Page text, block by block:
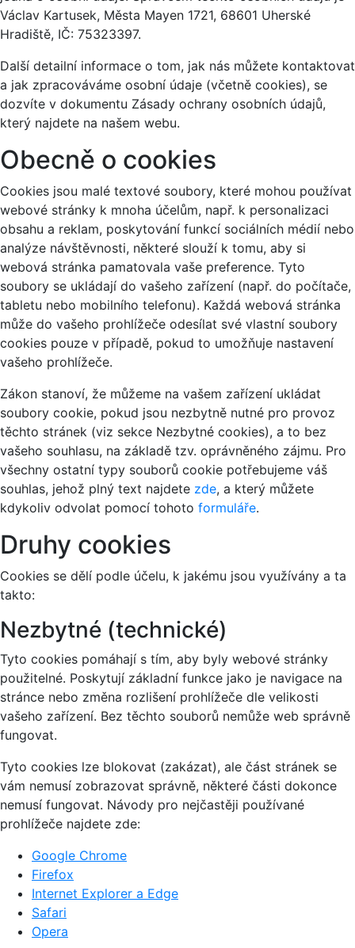
Václav Kartusek, Města Mayen 1721, 68601 Uherské
Hradiště, IČ: 75323397.
Další detailní informace o tom, jak nás můžete kontaktovat
a jak zpracováváme osobní údaje (včetně cookies), se
dozvíte v dokumentu Zásady ochrany osobních údajů,
který najdete na našem webu.
Obecně o cookies
Cookies jsou malé textové soubory, které mohou používat
webové stránky k mnoha účelům, např. k personalizaci
obsahu a reklam, poskytování funkcí sociálních médií nebo
analýze návštěvnosti, některé slouží k tomu, aby si
webová stránka pamatovala vaše preference. Tyto
soubory se ukládají do vašeho zařízení (např. do počítače,
tabletu nebo mobilního telefonu). Každá webová stránka
může do vašeho prohlížeče odesílat své vlastní soubory
cookies pouze v případě, pokud to umožňuje nastavení
vašeho prohlížeče.
Zákon stanoví, že můžeme na vašem zařízení ukládat
soubory cookie, pokud jsou nezbytně nutné pro provoz
těchto stránek (viz sekce Nezbytné cookies), a to bez
vašeho souhlasu, na základě tzv. oprávněného zájmu. Pro
všechny ostatní typy souborů cookie potřebujeme váš
souhlas, jehož plný text najdete zde, a který můžete
kdykoliv odvolat pomocí tohoto formuláře.
Druhy cookies
Cookies se dělí podle účelu, k jakému jsou využívány a ta
takto:
Nezbytné (technické)
Tyto cookies pomáhají s tím, aby byly webové stránky
použitelné. Poskytují základní funkce jako je navigace na
stránce nebo změna rozlišení prohlížeče dle velikosti
vašeho zařízení. Bez těchto souborů nemůže web správně
fungovat.
Tyto cookies lze blokovat (zakázat), ale část stránek se
vám nemusí zobrazovat správně, některé části dokonce
nemusí fungovat. Návody pro nejčastěji používané
prohlížeče najdete zde:
Google Chrome
Firefox
Internet Explorer a Edge
Safari
Opera